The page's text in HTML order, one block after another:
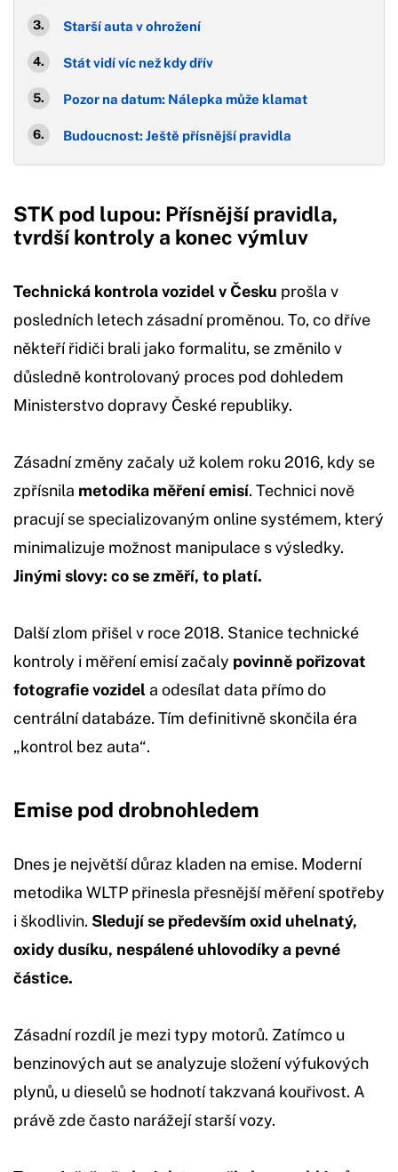
Starší auta v ohrožení
Stát vidí víc než kdy dřív
Pozor na datum: Nálepka může klamat
Budoucnost: Ještě přísnější pravidla
STK pod lupou: Přísnější pravidla,
tvrdší kontroly a konec výmluv
Technická kontrola vozidel v Česku prošla v
posledních letech zásadní proměnou. To, co dříve
někteří řidiči brali jako formalitu, se změnilo v
důsledně kontrolovaný proces pod dohledem
Ministerstvo dopravy České republiky.
Zásadní změny začaly už kolem roku 2016, kdy se
zpřísnila metodika měření emisí. Technici nově
pracují se specializovaným online systémem, který
minimalizuje možnost manipulace s výsledky.
Jinými slovy: co se změří, to platí.
Další zlom přišel v roce 2018. Stanice technické
kontroly i měření emisí začaly povinně pořizovat
fotografie vozidel a odesílat data přímo do
centrální databáze. Tím definitivně skončila éra
„kontrol bez auta“.
Emise pod drobnohledem
Dnes je největší důraz kladen na emise. Moderní
metodika WLTP přinesla přesnější měření spotřeby
i škodlivin. Sledují se především oxid uhelnatý,
oxidy dusíku, nespálené uhlovodíky a pevné
částice.
Zásadní rozdíl je mezi typy motorů. Zatímco u
benzinových aut se analyzuje složení výfukových
plynů, u dieselů se hodnotí takzvaná kouřivost. A
právě zde často narážejí starší vozy.